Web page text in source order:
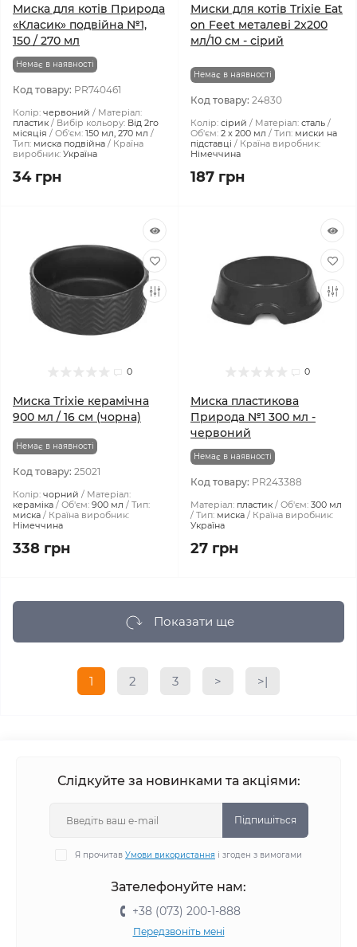
Миска для котів Природа
«Класик» подвійна №1,
150 / 270 мл
Немає в наявності
Код товару: PR740461
Колір: червоний
Матеріал:
пластик
Вибір кольору: Від 2го
місяція
Об'єм: 150 мл, 270 мл
Тип: миска подвійна
Країна
виробник: Україна
34 грн
Миски для котів Trixie Eat
on Feet металеві 2x200
мл/10 см - сірий
Немає в наявності
Код товару: 24830
Колір: сірий Матеріал: сталь
Об'єм: 2 x 200 мл Тип: миски на
підставці
Країна виробник:
Німеччина
187 грн
0
Миска Trixie керамічна
900 мл / 16 см (чорна)
Немає в наявності
Код товару: 25021
Колір: чорний
Матеріал:
кераміка
Об'єм: 900 мл
Тип:
миска
Країна виробник:
Німеччина
338 грн
0
Миска пластикова
Природа №1 300 мл -
червоний
Немає в наявності
Код товару: PR243388
Матеріал: пластик Об'єм: 300 мл
Тип: миска
Країна виробник:
Україна
27 грн
Показати ще
1 2 3 > >|
Слідкуйте за новинками та акціями:
Підпишіться
Я прочитав Умови використання і згоден з вимогами
Зателефонуйте нам:
+38 (073) 200-1-888
Передзвоніть мені